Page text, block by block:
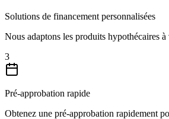
Solutions de financement personnalisées
Nous adaptons les produits hypothécaires
3
Pré-approbation rapide
Obtenez une pré-approbation rapidement